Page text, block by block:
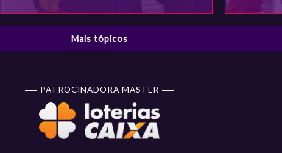
Mais tópicos
PATROCINADORA MASTER